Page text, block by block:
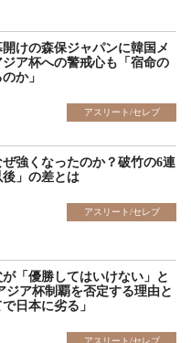
けの森保ジャパンに韓国メ
ア杯への警戒心も「宿命の
か」
アスリート/セレブ
強くなったのか？破竹の6連
」の差とは
アスリート/セレブ
「優勝してはいけない」と
ジア杯制覇を否定する理由と
日本に劣る」
アスリート/セレブ